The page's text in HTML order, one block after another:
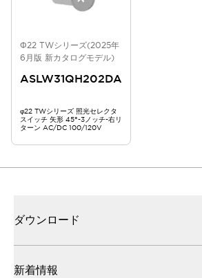
Φ22 TWシリーズ(2025年
6月版 新カタログモデル)
ASLW31QH202DA
φ22 TWシリーズ 照光セレクタ
スイッチ 矢形 45°-3ノッチ-右リ
ターン AC/DC 100/120V
ダウンロード
新着情報